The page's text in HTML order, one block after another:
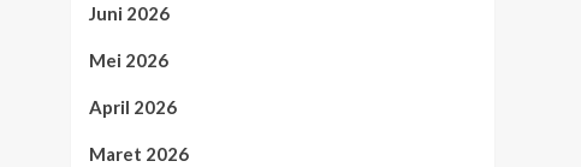
Juni 2026
Mei 2026
April 2026
Maret 2026